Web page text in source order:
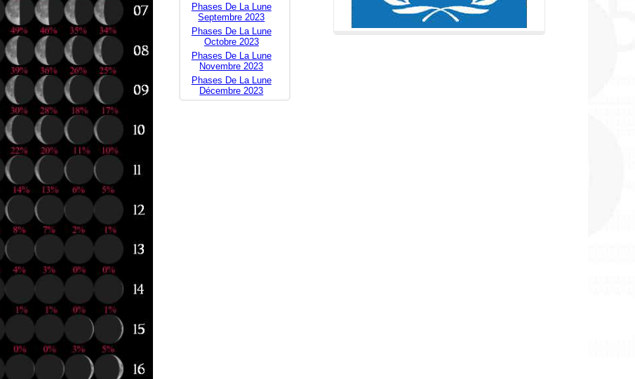
Phases De La Lune
Septembre 2023
Phases De La Lune
Octobre 2023
Phases De La Lune
Novembre 2023
Phases De La Lune
Décembre 2023